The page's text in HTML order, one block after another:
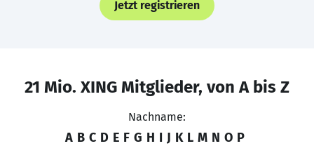
Jetzt registrieren
21 Mio. XING Mitglieder, von A bis Z
Nachname:
A B C D E F G H I J K L M N O P